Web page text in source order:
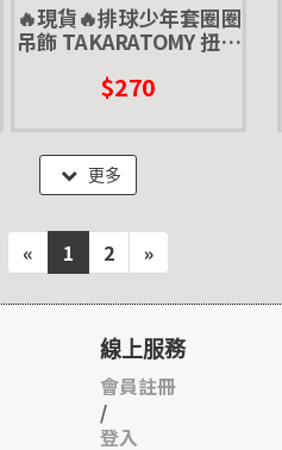
🔥現貨🔥排球少年套圈圈
吊飾 TAKARATOMY 扭蛋
飛雄 劇場版 打招呼 午安
$270
更多
« 1 2 »
線上服務
會員註冊
/
登入